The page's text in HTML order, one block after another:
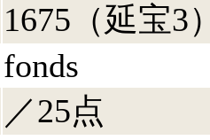
1675（延宝3
fonds
／25点